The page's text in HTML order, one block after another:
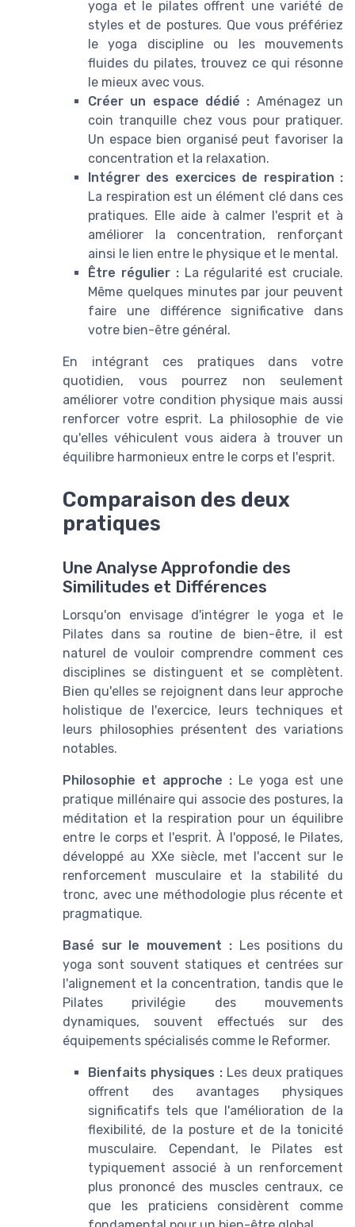
yoga et le pilates offrent une variété de
styles et de postures. Que vous préfériez
le yoga discipline ou les mouvements
fluides du pilates, trouvez ce qui résonne
le mieux avec vous.
Créer un espace dédié : Aménagez un
coin tranquille chez vous pour pratiquer.
Un espace bien organisé peut favoriser la
concentration et la relaxation.
Intégrer des exercices de respiration :
La respiration est un élément clé dans ces
pratiques. Elle aide à calmer l'esprit et à
améliorer la concentration, renforçant
ainsi le lien entre le physique et le mental.
Être régulier :La régularité est cruciale.
Même quelques minutes par jour peuvent
faire une différence significative dans
votre bien-être général.
En intégrant ces pratiques dans votre
quotidien, vous pourrez non seulement
améliorer votre condition physique mais aussi
renforcer votre esprit. La philosophie de vie
qu'elles véhiculent vous aidera à trouver un
équilibre harmonieux entre le corps et l'esprit.
Comparaison des deux
pratiques
Une Analyse Approfondie des
Similitudes et Différences
Lorsqu'on envisage d'intégrer le yoga et le
Pilates dans sa routine de bien-être, il est
naturel de vouloir comprendre comment ces
disciplines se distinguent et se complètent.
Bien qu'elles se rejoignent dans leur approche
holistique de l'exercice, leurs techniques et
leurs philosophies présentent des variations
notables.
Philosophie et approche : Le yoga est une
pratique millénaire qui associe des postures, la
méditation et la respiration pour un équilibre
entre le corps et l'esprit. À l'opposé, le Pilates,
développé au XXe siècle, met l'accent sur le
renforcement musculaire et la stabilité du
tronc, avec une méthodologie plus récente et
pragmatique.
Basé sur le mouvement :Les positions du
yoga sont souvent statiques et centrées sur
l'alignement et la concentration, tandis que le
Pilates privilégie des mouvements
dynamiques, souvent effectués sur des
équipements spécialisés comme le Reformer.
Bienfaits physiques :Les deux pratiques
offrent des avantages physiques
significatifs tels que l'amélioration de la
flexibilité, de la posture et de la tonicité
musculaire. Cependant, le Pilates est
typiquement associé à un renforcement
plus prononcé des muscles centraux, ce
que les praticiens considèrent comme